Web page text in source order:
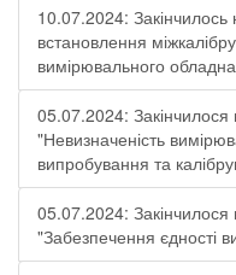
10.07.2024: Закінчилось
встановлення
вимірювального
05.07.2024:
"Невизначеність
випробування та
05.07.2024:
"Забезпечення єдності